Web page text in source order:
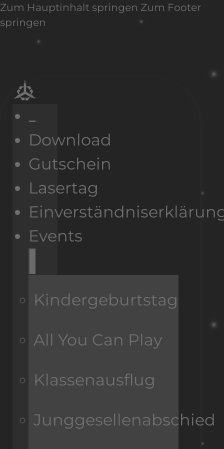
Zum Hauptinhalt springen Zum Footer
springen
Download
Gutschein
Lasertag
Events
Kindergeburtstag
All You Can Play
Klassenausflug
Junggesellenabschied